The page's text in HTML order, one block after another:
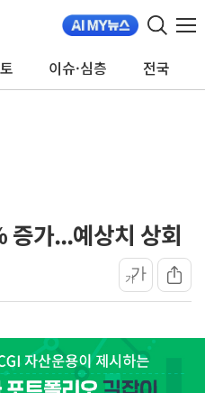
이슈·심층 전국
가...예상치 상회
가가